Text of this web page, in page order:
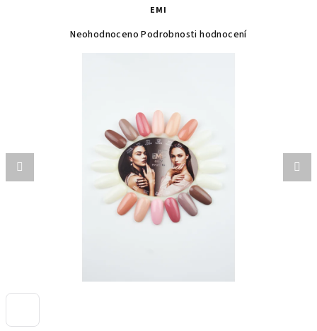
EMI
Průměrné
hvězdiček.
Neohodnoceno Podrobnosti hodnocení